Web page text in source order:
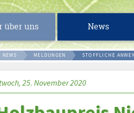
über uns News
NEWS MELDUNGEN STOFFLICHE
25. November 2020